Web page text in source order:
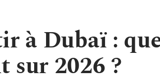
à Dubaï :
sur 2026 ?